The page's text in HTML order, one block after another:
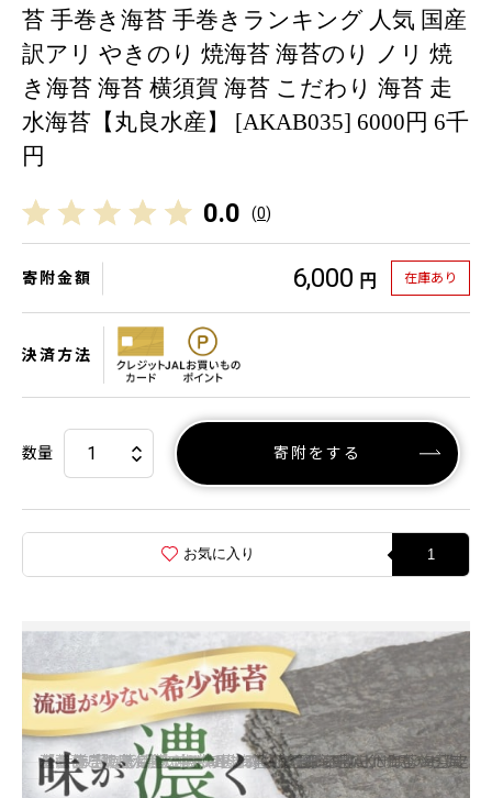
苔 手巻き海苔 手巻きランキング 人気 国産
訳アリ やきのり 焼海苔 海苔のり ノリ 焼
き海苔 海苔 横須賀 海苔 こだわり 海苔 走
水海苔【丸良水産】 [AKAB035] 6000円 6千
円
0.0 (0)
寄附金額 6,000 円 在庫あり
決済方法
数量 寄附をする
お気に入り 1